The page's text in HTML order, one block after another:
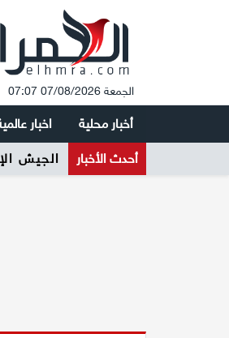
الجمعة 07/08/2026 07:07
أخبار محلية اخبار
أحدث الأخبار ائتلاف 2026 يطلق حملته الرسمية لرفع نسبة التصويت وتعزيز المشاركة السياسية في المجتمع العربي